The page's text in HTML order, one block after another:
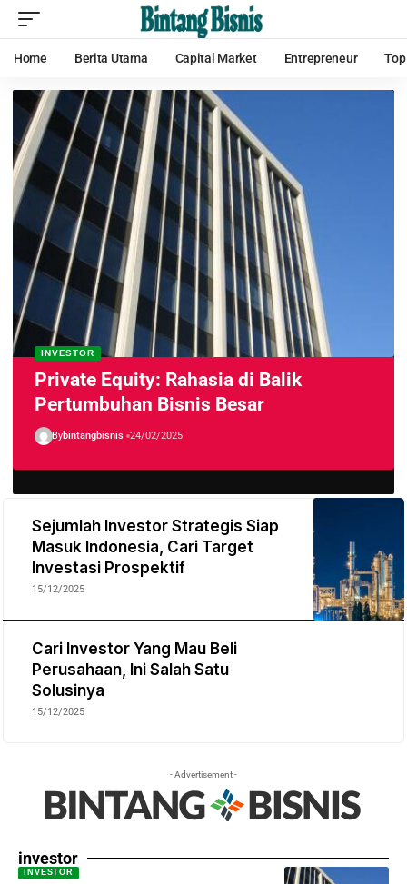
Home Berita Utama Capital Market Entrepreneur
INVESTOR
Private Equity: Rahasia di Balik
Pertumbuhan Bisnis Besar
Bybintangbisnis 24/02/2025
Sejumlah Investor Strategis Siap
Masuk Indonesia, Cari Target
Investasi Prospektif
15/12/2025
Cari Investor Yang Mau Beli
Perusahaan, Ini Salah Satu
Solusinya
15/12/2025
- Advertisement -
investor
INVESTOR